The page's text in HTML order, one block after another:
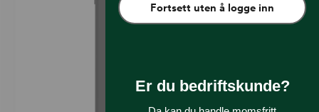
Fortsett uten å logge inn
Er du bedriftskunde?